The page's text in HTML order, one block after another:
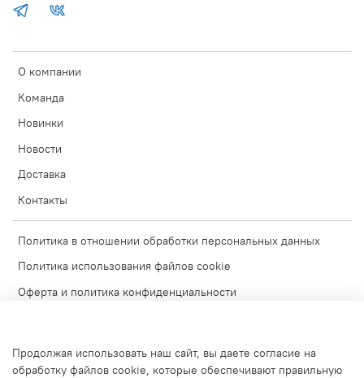
О компании
Команда
Новинки
Новости
Доставка
Контакты
Политика в отношении обработки персональных данных
Политика использования файлов cookie
Оферта и политика конфиденциальности
Блог
Продолжая использовать наш сайт, вы даете согласие на
обработку файлов cookie, которые обеспечивают правильную